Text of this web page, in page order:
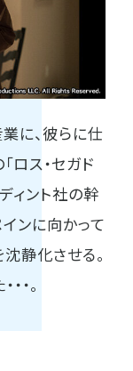
に、彼らに仕
ロス・セガド
ィント社の幹
ンに向かって
静化させる。
・。